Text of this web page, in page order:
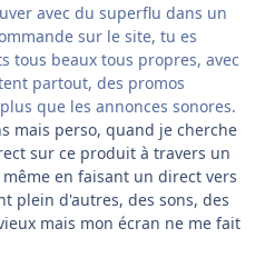
avec du superflu dans un
sur le site, tu es
tous beaux tous propres, avec
partout, des promos
que les annonces sonores.
mais perso, quand je cherche
sur ce produit à travers un
en faisant un direct vers
plein d'autres, des sons, des
mais mon écran ne me fait